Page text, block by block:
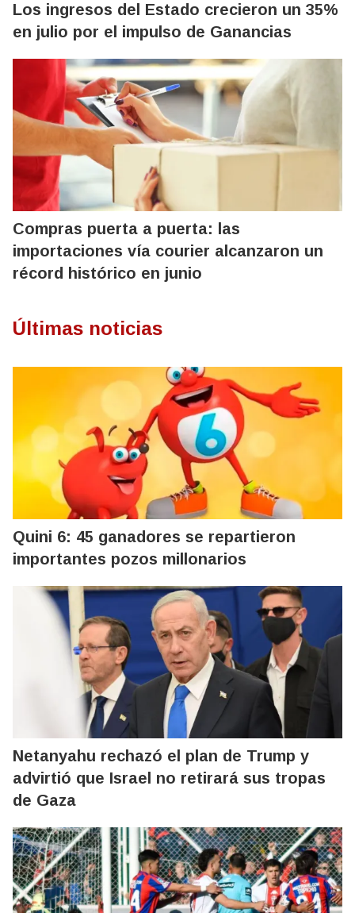
Los ingresos del Estado crecieron un 35%
en julio por el impulso de Ganancias
Compras puerta a puerta: las
importaciones vía courier alcanzaron un
récord histórico en junio
Últimas noticias
Quini 6: 45 ganadores se repartieron
importantes pozos millonarios
Netanyahu rechazó el plan de Trump y
advirtió que Israel no retirará sus tropas
de Gaza